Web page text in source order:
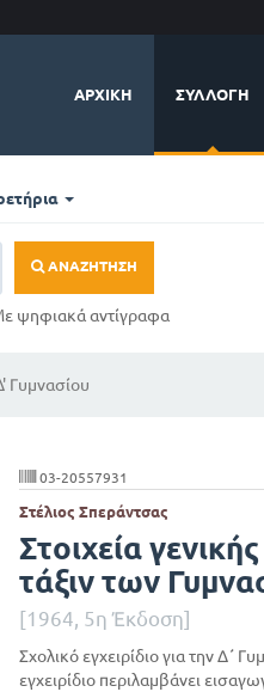
ΑΡΧΙΚΉ ΣΥΛΛΟΓΉ
ΑΝΑΖΉΤΗΣΗ
ψηφιακά αντίγραφα
Γυμνασίου
03-20557931
Στέλιος Σπεράντσας
Στοιχεία
τάξιν των
[1964, 5η Έκδοση]
Σχολικό εγχειρίδιο για την Δ΄
εγχειρίδιο περιλαμβάνει